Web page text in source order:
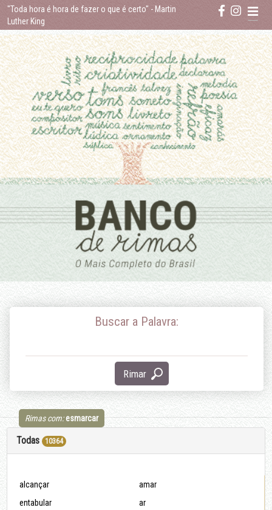
Skip
content
"Toda hora é hora de fazer o que é certo" - Martin
Luther King
Buscar a Palavra:
Rimar
Rimas com:esmarcar
Todas 10364
alcançar
amar
entabular
ar